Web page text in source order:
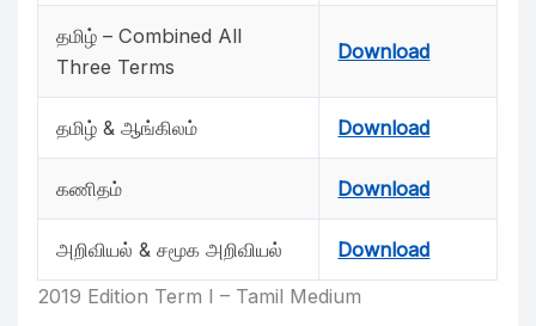
தமிழ் – Combined All
Three Terms
Download
தமிழ் & ஆங்கிலம் Download
கணிதம் Download
அறிவியல் & சமூக அறிவியல்
Download
2019 Edition Term I – Tamil Medium